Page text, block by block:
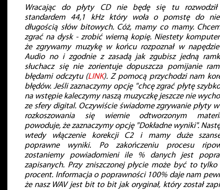
Wracając do płyty CD nie będę się tu rozwodził
standardem 44,1 kHz który woła o pomstę do
długością słów bitowych. Cóż, mamy co mamy.
zgrać na dysk - zrobić wierną kopię. Niestety
że zgrywamy muzykę w końcu rozpoznał w
Audio no i zgodnie z zasadą jak zgubisz jedną
słuchacz się nie zorientuje dopuszcza pomijanie
błędami odczytu (LINK). Z pomocą przychodzi nam
błędów. Jeśli zaznaczymy opcję "chcę zgrać płytę
na wstępie kaleczymy naszą muzyczkę jeszcze nie
ze sfery digital. Oczywiście świadome zgrywanie płyty
rozkoszowania się wiernie odtworzonym
powoduje, że zaznaczymy opcję "Dokładne wyniki".
wtedy włączenie korekcji C2 i mamy duże
poprawne wyniki. Po zakończeniu procesu
zostaniemy powiadomieni ile % danych jest
zapisanych. Przy zniszczonej płycie może być to tylko
procent. Informacja o poprawności 100% daje nam
że nasz WAV jest bit to bit jak oryginał, który został